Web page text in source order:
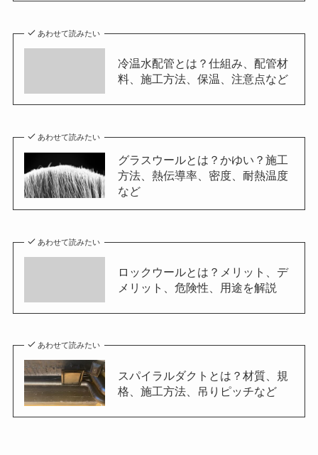
あわせて読みたい
冷温水配管とは？仕組み、配管材
料、施工方法、保温、注意点など
あわせて読みたい
グラスウールとは？かゆい？施工
方法、熱伝導率、密度、耐熱温度
など
あわせて読みたい
ロックウールとは？メリット、デ
メリット、危険性、用途を解説
あわせて読みたい
スパイラルダクトとは？材質、規
格、施工方法、吊りピッチなど